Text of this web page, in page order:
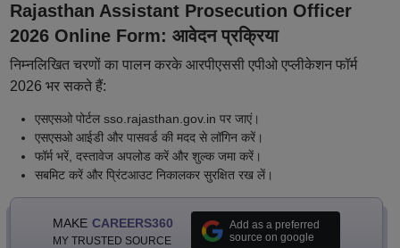
Rajasthan Assistant Prosecution Officer
2026 Online Form: आवेदन प्रक्रिया
निम्नलिखित चरणों का पालन करके आरपीएससी एपीओ एप्लीकेशन फॉर्म
2026 भर सकते हैं:
एसएसओ पोर्टल sso.rajasthan.gov.in पर जाएं।
एसएसओ आईडी और पासवर्ड की मदद से लॉगिन करें।
फॉर्म भरें, दस्तावेज अपलोड करें और शुल्क जमा करें।
सबमिट करें और प्रिंटआउट निकालकर सुरक्षित रख लें।
MAKE CAREERS360
MY TRUSTED SOURCE
Add as a preferred
source on google